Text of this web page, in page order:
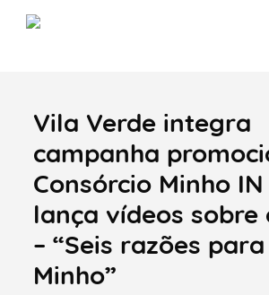
Termo de Pesquisa
Categorias gerais
Vila Verde integra
campanha
Consórcio Minho
lança vídeos sobre
– “Seis razões
Minho”